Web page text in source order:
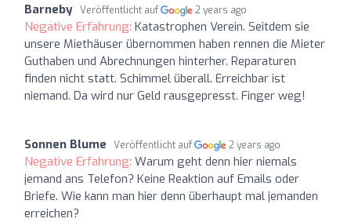
Barneby Veröffentlicht auf 2 years ago
Negative Erfahrung: Katastrophen Verein. Seitdem sie
unsere Miethäuser übernommen haben rennen die Mieter
Guthaben und Abrechnungen hinterher. Reparaturen
finden nicht statt. Schimmel überall. Erreichbar ist
niemand. Da wird nur Geld rausgepresst. Finger weg!
Sonnen Blume Veröffentlicht auf 2 years ago
Negative Erfahrung: Warum geht denn hier niemals
jemand ans Telefon? Keine Reaktion auf Emails oder
Briefe. Wie kann man hier denn überhaupt mal jemanden
erreichen?